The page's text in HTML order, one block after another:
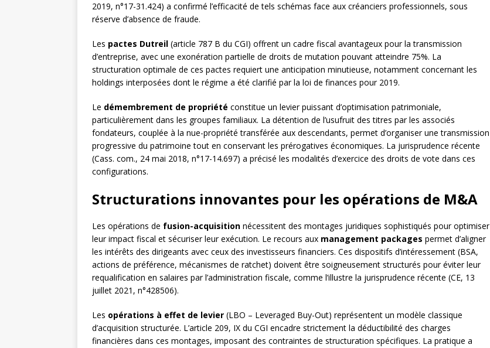
2019, n°17-31.424) a confirmé l’efficacité de tels schémas face aux créanciers professionnels, sous
réserve d’absence de fraude.
Les pactes Dutreil (article 787 B du CGI) offrent un cadre fiscal avantageux pour la transmission
d’entreprise, avec une exonération partielle de droits de mutation pouvant atteindre 75%. La
structuration optimale de ces pactes requiert une anticipation minutieuse, notamment concernant les
holdings interposées dont le régime a été clarifié par la loi de finances pour 2019.
Le démembrement de propriété constitue un levier puissant d’optimisation patrimoniale,
particulièrement dans les groupes familiaux. La détention de l’usufruit des titres par les associés
fondateurs, couplée à la nue-propriété transférée aux descendants, permet d’organiser une transmission
progressive du patrimoine tout en conservant les prérogatives économiques. La jurisprudence récente
(Cass. com., 24 mai 2018, n°17-14.697) a précisé les modalités d’exercice des droits de vote dans ces
configurations.
Structurations innovantes pour les opérations de M&A
Les opérations de fusion-acquisition nécessitent des montages juridiques sophistiqués pour optimiser
leur impact fiscal et sécuriser leur exécution. Le recours aux management packages permet d’aligner
les intérêts des dirigeants avec ceux des investisseurs financiers. Ces dispositifs d’intéressement (BSA,
actions de préférence, mécanismes de ratchet) doivent être soigneusement structurés pour éviter leur
requalification en salaires par l’administration fiscale, comme l’illustre la jurisprudence récente (CE, 13
juillet 2021, n°428506).
Les opérations à effet de levier (LBO – Leveraged Buy-Out) représentent un modèle classique
d’acquisition structurée. L’article 209, IX du CGI encadre strictement la déductibilité des charges
financières dans ces montages, imposant des contraintes de structuration spécifiques. La pratique a